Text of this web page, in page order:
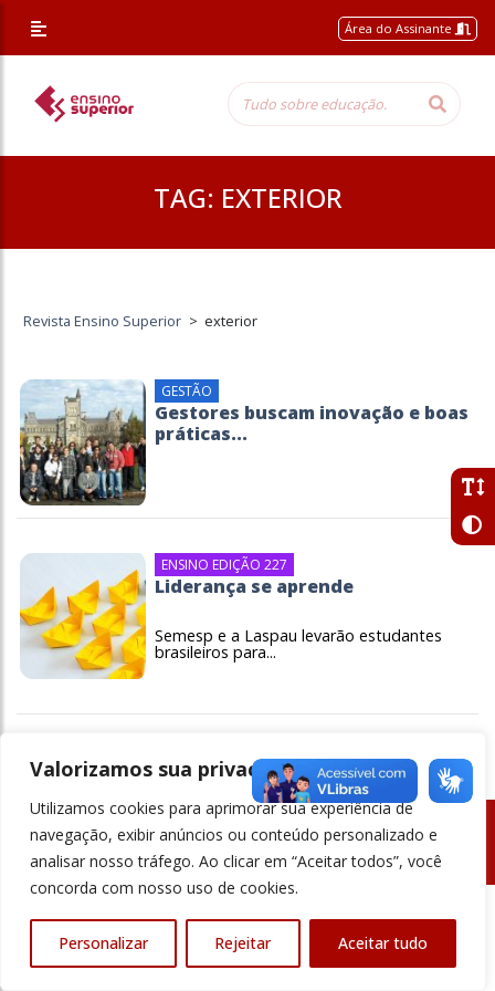
Valorizamos sua privacidade
Utilizamos cookies para aprimorar sua experiência de
navegação, exibir anúncios ou conteúdo personalizado e
analisar nosso tráfego. Ao clicar em “Aceitar todos”, você
concorda com nosso uso de cookies.
Personalizar Rejeitar Aceitar tudo
Área do Assinante
TAG: EXTERIOR
Revista Ensino Superior > exterior
GESTÃO
Gestores buscam inovação e boas
práticas...
ENSINO EDIÇÃO 227
Liderança se aprende
Semesp e a Laspau levarão estudantes
brasileiros para...
© Revista Ensino Superior - Todos os direitos reservados